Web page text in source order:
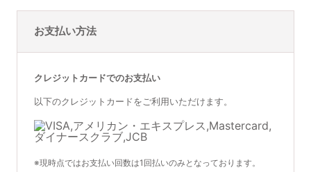
お支払い方法
クレジットカードでのお支払い
以下のクレジットカードをご利用いただけます。
※現時点ではお支払い回数は1回払いのみとなっております。